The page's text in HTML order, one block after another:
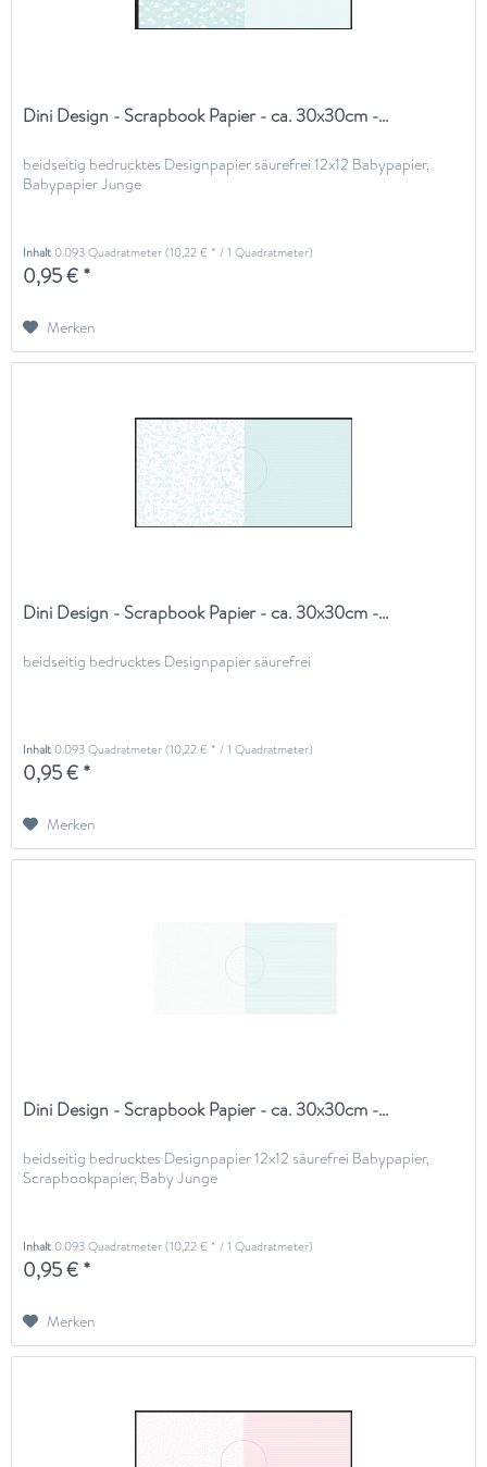
Dini Design - Scrapbook Papier - ca. 30x30cm -...
beidseitig bedrucktes Designpapier säurefrei 12x12 Babypapier,
Babypapier Junge
Inhalt0.093 Quadratmeter(10,22 € * / 1 Quadratmeter)
0,95 € *
Merken
Dini Design - Scrapbook Papier - ca. 30x30cm -...
beidseitig bedrucktes Designpapier säurefrei
Inhalt0.093 Quadratmeter(10,22 € * / 1 Quadratmeter)
0,95 € *
Merken
Dini Design - Scrapbook Papier - ca. 30x30cm -...
beidseitig bedrucktes Designpapier 12x12 säurefrei Babypapier,
Scrapbookpapier, Baby Junge
Inhalt0.093 Quadratmeter(10,22 € * / 1 Quadratmeter)
0,95 € *
Merken